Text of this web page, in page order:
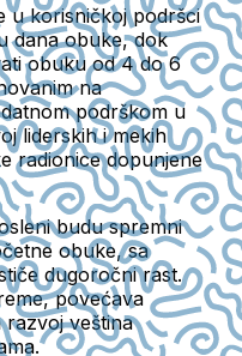
u korisničkoj podršci
dana obuke, dok
obuku od 4 do 6
na
podrškom u
liderskih i mekih
radionice dopunjene
budu spremni
obuke, sa
dugoročni rast.
povećava
veština